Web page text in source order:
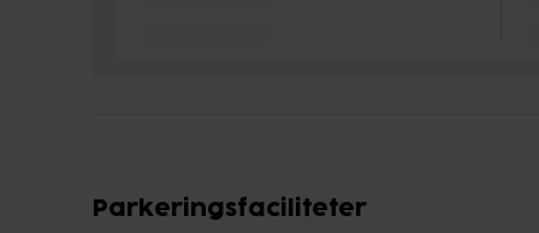
Parkeringsfaciliteter